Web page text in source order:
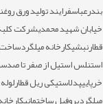
بندرعباسفرایند تولید ورق
خیابان شهید محمدیشرکت کلبه
قطارنبشیکارخانه میلگرد
استنلس استیل از صفر تا صد
خرپاییپدلاستیکی ریل قطار